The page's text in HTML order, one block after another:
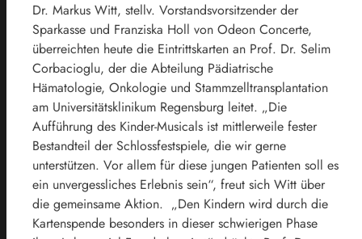
Dr. Markus Witt, stellv. Vorstandsvorsitzender der
Sparkasse und Franziska Holl von Odeon Concerte,
überreichten heute die Eintrittskarten an Prof. Dr. Selim
Corbacioglu, der die Abteilung Pädiatrische
Hämatologie, Onkologie und Stammzelltransplantation
am Universitätsklinikum Regensburg leitet. „Die
Aufführung des Kinder-Musicals ist mittlerweile fester
Bestandteil der Schlossfestspiele, die wir gerne
unterstützen. Vor allem für diese jungen Patienten soll es
ein unvergessliches Erlebnis sein“, freut sich Witt über
die gemeinsame Aktion. „Den Kindern wird durch die
Kartenspende besonders in dieser schwierigen Phase